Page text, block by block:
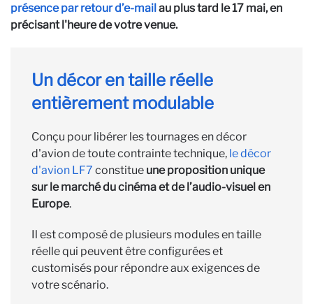
présence par retour d’e-mailau plus tard le 17 mai, en
précisant l'heure de votre venue.
Un décor en taille réelle
entièrement modulable
Conçu pour libérer les tournages en décor
d'avion de toute contrainte technique, le décor
d'avion LF7 constitue une proposition unique
sur le marché du cinéma et de l’audio-visuel en
Europe.
Il est composé de plusieurs modules en taille
réelle qui peuvent être configurées et
customisés pour répondre aux exigences de
votre scénario.